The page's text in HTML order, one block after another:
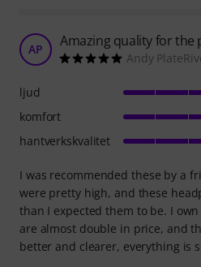
AP Amazing quality for the
Andy
I was recommended these by a
were pretty high, and these
than I expected them to be. I
are almost double in price, and
better and clearer, everything is
ljud
komfort
hantverkskvalitet